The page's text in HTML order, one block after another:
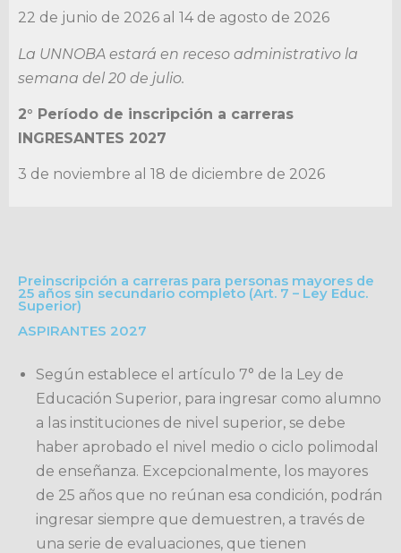
22 de junio de 2026 al 14 de agosto de 2026
La UNNOBA estará en receso administrativo la
semana del 20 de julio.
2° Período de inscripción a carreras
INGRESANTES 2027
3 de noviembre al 18 de diciembre de 2026
Preinscripción a carreras para personas mayores de
25 años sin secundario completo (Art. 7 – Ley Educ.
Superior)
ASPIRANTES 2027
Según establece el artículo 7° de la Ley de
Educación Superior, para ingresar como alumno
a las instituciones de nivel superior, se debe
haber aprobado el nivel medio o ciclo polimodal
de enseñanza. Excepcionalmente, los mayores
de 25 años que no reúnan esa condición, podrán
ingresar siempre que demuestren, a través de
una serie de evaluaciones, que tienen